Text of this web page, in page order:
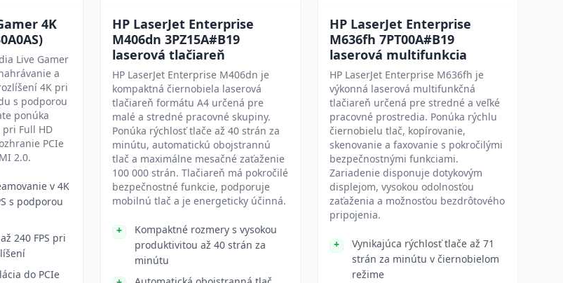
4K
Live Gamer
a
4K pri
s podporou
ponúka
pri Full HD
PCIe
2.0.
v 4K
s podporou
240 FPS pri
do PCIe
HP LaserJet Enterprise
M406dn 3PZ15A#B19
laserová tlačiareň
HP LaserJet Enterprise M406dn je
kompaktná čiernobiela laserová
tlačiareň formátu A4 určená pre
malé a stredné pracovné skupiny.
Ponúka rýchlosť tlače až 40 strán za
minútu, automatickú obojstrannú
tlač a maximálne mesačné zaťaženie
100 000 strán. Tlačiareň má pokročilé
bezpečnostné funkcie, podporuje
mobilnú tlač a je energeticky účinná.
Kompaktné rozmery s vysokou
produktivitou až 40 strán za
minútu
HP LaserJet Enterprise
M636fh 7PT00A#B19
laserová multifunkcia
HP LaserJet Enterprise M636fh je
výkonná laserová multifunkčná
tlačiareň určená pre stredné a veľké
pracovné prostredia. Ponúka rýchlu
čiernobielu tlač, kopírovanie,
skenovanie a faxovanie s pokročilými
bezpečnostnými funkciami.
Zariadenie disponuje dotykovým
displejom, vysokou odolnosťou
zaťaženia a možnosťou bezdrôtového
pripojenia.
Vynikajúca rýchlosť tlače až 71
strán za minútu v čiernobielom
režime